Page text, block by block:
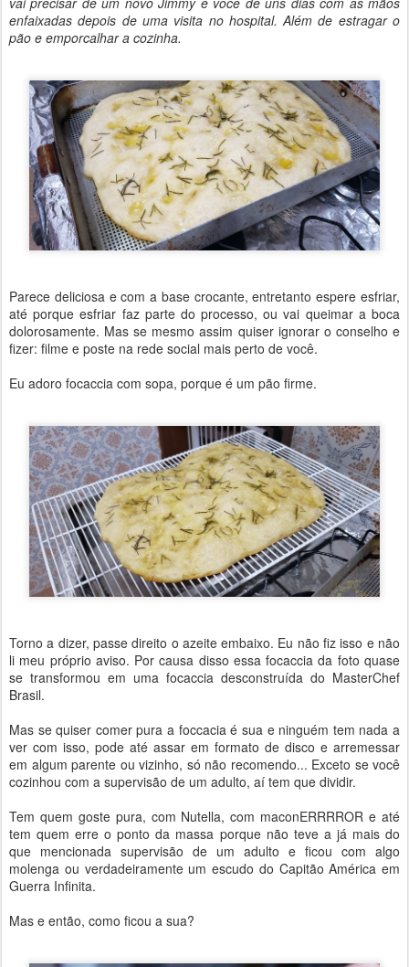
enfaixadas depois de uma visita no hospital. Além de estragar o
pão e emporcalhar a cozinha.
Parece deliciosa e com a base crocante, entretanto espere esfriar,
até porque esfriar faz parte do processo, ou vai queimar a boca
dolorosamente. Mas se mesmo assim quiser ignorar o conselho e
fizer: filme e poste na rede social mais perto de você.
Eu adoro focaccia com sopa, porque é um pão firme.
Torno a dizer, passe direito o azeite embaixo. Eu não fiz isso e não
li meu próprio aviso. Por causa disso essa focaccia da foto quase
se transformou em uma focaccia desconstruída do MasterChef
Brasil.
Mas se quiser comer pura a foccacia é sua e ninguém tem nada a
ver com isso, pode até assar em formato de disco e arremessar
em algum parente ou vizinho, só não recomendo... Exceto se você
cozinhou com a supervisão de um adulto, aí tem que dividir.
Tem quem goste pura, com Nutella, com maconERRRROR e até
tem quem erre o ponto da massa porque não teve a já mais do
que mencionada supervisão de um adulto e ficou com algo
molenga ou verdadeiramente um escudo do Capitão América em
Guerra Infinita.
Mas e então, como ficou a sua?